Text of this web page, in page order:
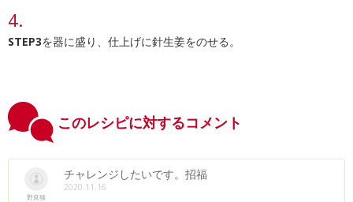
STEP3を器に盛り、仕上げに針生姜をのせる。
このレシピに対するコメント
野良猫
チャレンジしたいです。招福
2020.11.16